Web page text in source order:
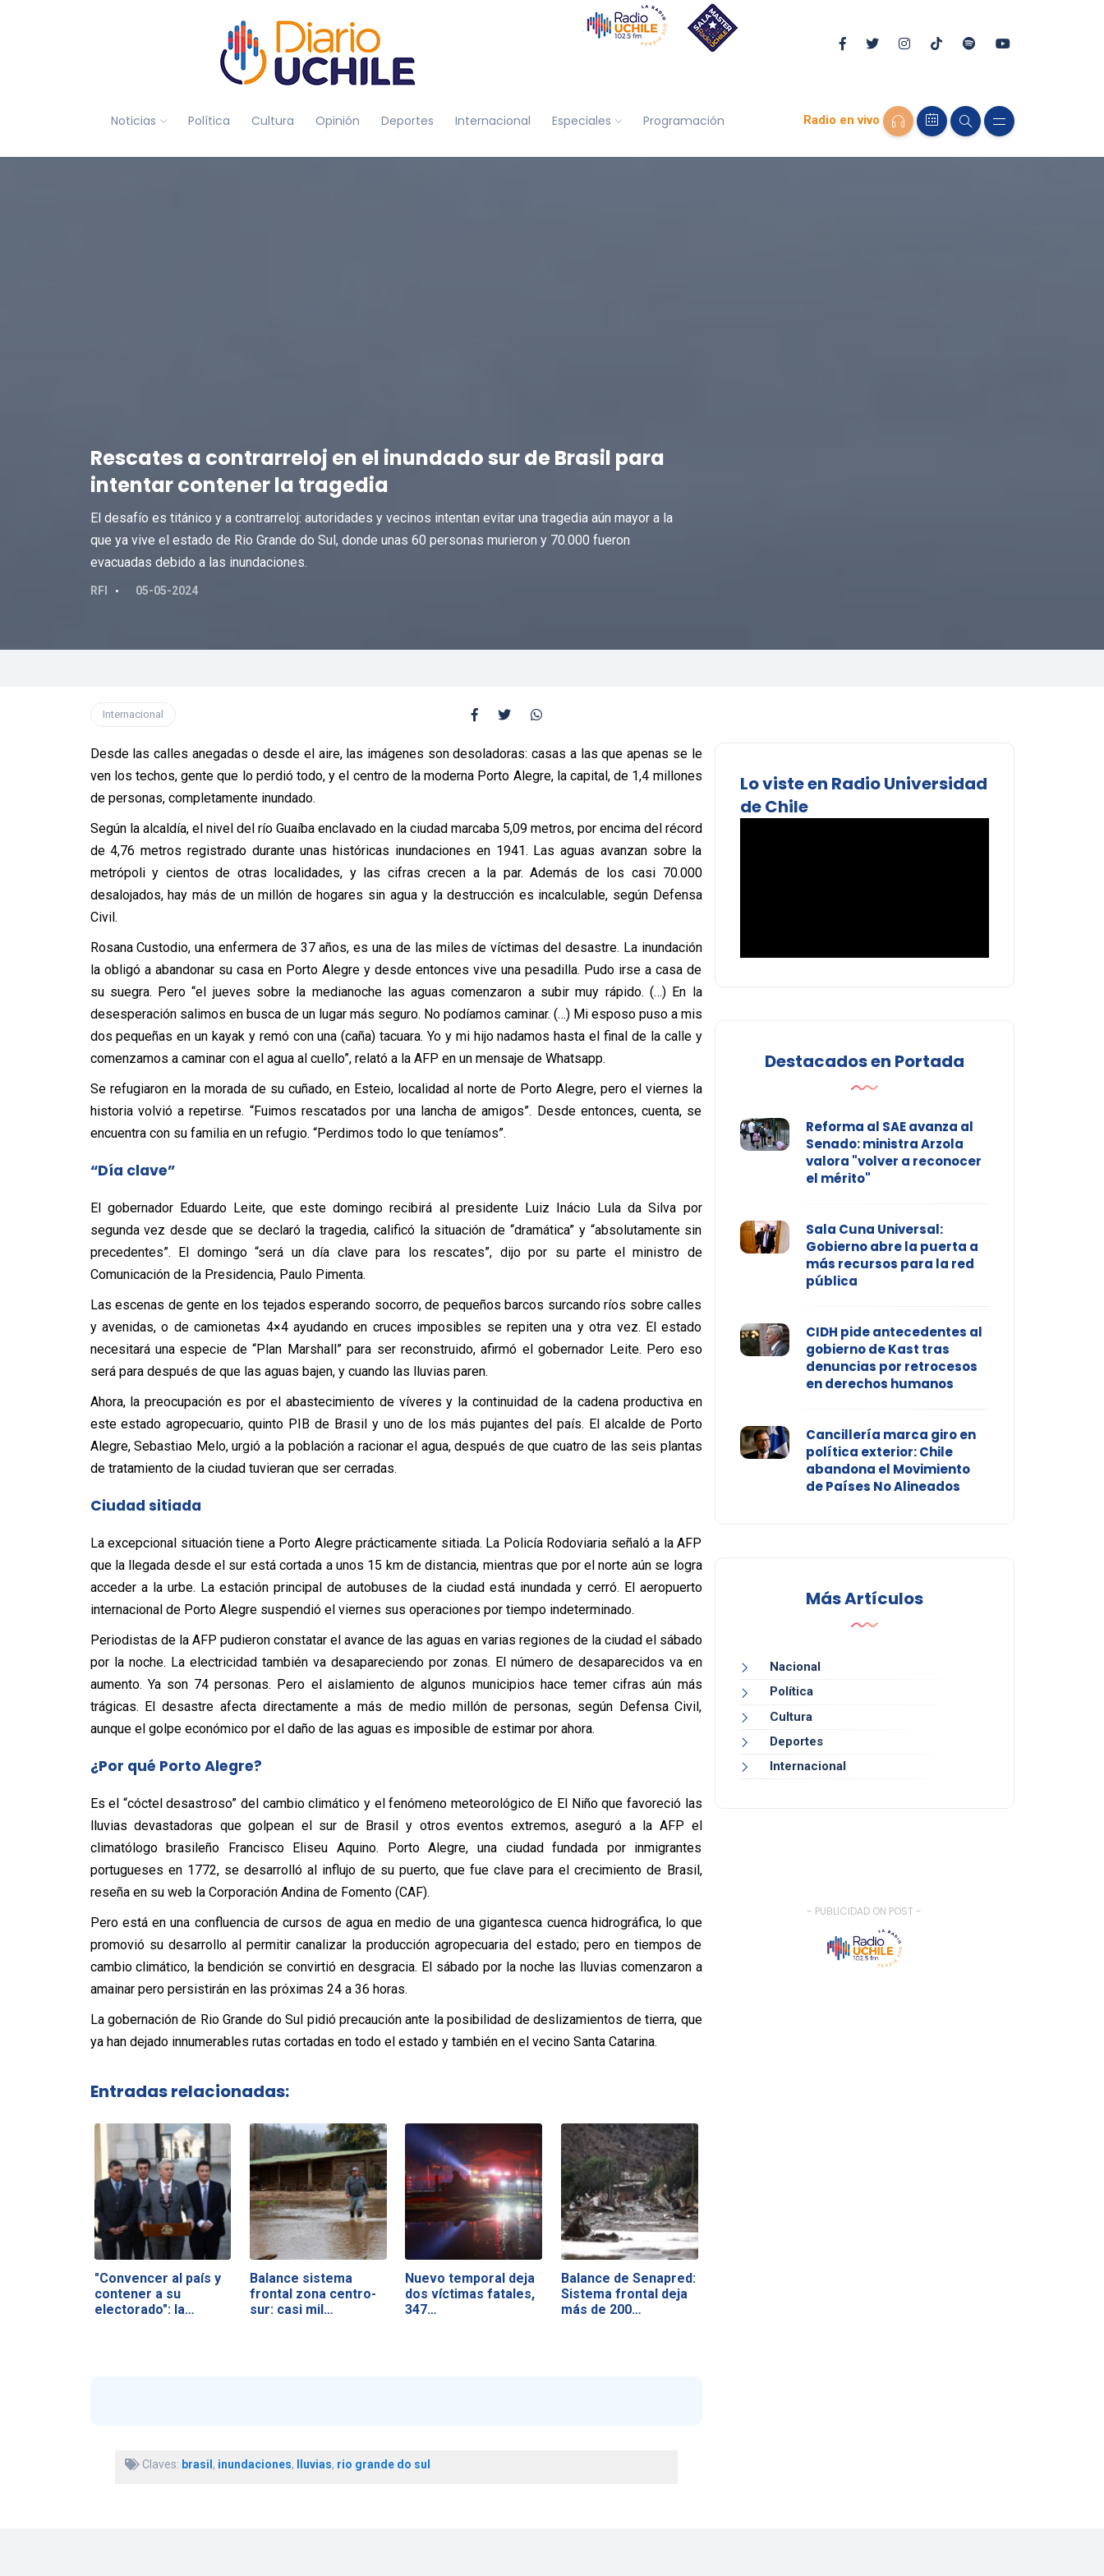
Noticias Política Cultura Opinión Deportes Internacional Especiales Programación Radio en vivo
Rescates a contrarreloj en el inundado sur de Brasil para
intentar contener la tragedia
El desafío es titánico y a contrarreloj: autoridades y vecinos intentan evitar una tragedia aún mayor a la
que ya vive el estado de Rio Grande do Sul, donde unas 60 personas murieron y 70.000 fueron
evacuadas debido a las inundaciones.
RFI 05-05-2024
Internacional
Desde las calles anegadas o desde el aire, las imágenes son desoladoras: casas a las que apenas se le
ven los techos, gente que lo perdió todo, y el centro de la moderna Porto Alegre, la capital, de 1,4 millones
de personas, completamente inundado.
Según la alcaldía, el nivel del río Guaíba enclavado en la ciudad marcaba 5,09 metros, por encima del récord
de 4,76 metros registrado durante unas históricas inundaciones en 1941. Las aguas avanzan sobre la
metrópoli y cientos de otras localidades, y las cifras crecen a la par. Además de los casi 70.000
desalojados, hay más de un millón de hogares sin agua y la destrucción es incalculable, según Defensa
Civil.
Rosana Custodio, una enfermera de 37 años, es una de las miles de víctimas del desastre. La inundación
la obligó a abandonar su casa en Porto Alegre y desde entonces vive una pesadilla. Pudo irse a casa de
su suegra. Pero “el jueves sobre la medianoche las aguas comenzaron a subir muy rápido. (…) En la
desesperación salimos en busca de un lugar más seguro. No podíamos caminar. (…) Mi esposo puso a mis
dos pequeñas en un kayak y remó con una (caña) tacuara. Yo y mi hijo nadamos hasta el final de la calle y
comenzamos a caminar con el agua al cuello”, relató a la AFP en un mensaje de Whatsapp.
Se refugiaron en la morada de su cuñado, en Esteio, localidad al norte de Porto Alegre, pero el viernes la
historia volvió a repetirse. “Fuimos rescatados por una lancha de amigos”. Desde entonces, cuenta, se
encuentra con su familia en un refugio. “Perdimos todo lo que teníamos”.
“Día clave”
El gobernador Eduardo Leite, que este domingo recibirá al presidente Luiz Inácio Lula da Silva por
segunda vez desde que se declaró la tragedia, calificó la situación de “dramática” y “absolutamente sin
precedentes”. El domingo “será un día clave para los rescates”, dijo por su parte el ministro de
Comunicación de la Presidencia, Paulo Pimenta.
Las escenas de gente en los tejados esperando socorro, de pequeños barcos surcando ríos sobre calles
y avenidas, o de camionetas 4×4 ayudando en cruces imposibles se repiten una y otra vez. El estado
necesitará una especie de “Plan Marshall” para ser reconstruido, afirmó el gobernador Leite. Pero eso
será para después de que las aguas bajen, y cuando las lluvias paren.
Ahora, la preocupación es por el abastecimiento de víveres y la continuidad de la cadena productiva en
este estado agropecuario, quinto PIB de Brasil y uno de los más pujantes del país. El alcalde de Porto
Alegre, Sebastiao Melo, urgió a la población a racionar el agua, después de que cuatro de las seis plantas
de tratamiento de la ciudad tuvieran que ser cerradas.
Ciudad sitiada
La excepcional situación tiene a Porto Alegre prácticamente sitiada. La Policía Rodoviaria señaló a la AFP
que la llegada desde el sur está cortada a unos 15 km de distancia, mientras que por el norte aún se logra
acceder a la urbe. La estación principal de autobuses de la ciudad está inundada y cerró. El aeropuerto
internacional de Porto Alegre suspendió el viernes sus operaciones por tiempo indeterminado.
Periodistas de la AFP pudieron constatar el avance de las aguas en varias regiones de la ciudad el sábado
por la noche. La electricidad también va desapareciendo por zonas. El número de desaparecidos va en
aumento. Ya son 74 personas. Pero el aislamiento de algunos municipios hace temer cifras aún más
trágicas. El desastre afecta directamente a más de medio millón de personas, según Defensa Civil,
aunque el golpe económico por el daño de las aguas es imposible de estimar por ahora.
¿Por qué Porto Alegre?
Es el “cóctel desastroso” del cambio climático y el fenómeno meteorológico de El Niño que favoreció las
lluvias devastadoras que golpean el sur de Brasil y otros eventos extremos, aseguró a la AFP el
climatólogo brasileño Francisco Eliseu Aquino. Porto Alegre, una ciudad fundada por inmigrantes
portugueses en 1772, se desarrolló al influjo de su puerto, que fue clave para el crecimiento de Brasil,
reseña en su web la Corporación Andina de Fomento (CAF).
Pero está en una confluencia de cursos de agua en medio de una gigantesca cuenca hidrográfica, lo que
promovió su desarrollo al permitir canalizar la producción agropecuaria del estado; pero en tiempos de
cambio climático, la bendición se convirtió en desgracia. El sábado por la noche las lluvias comenzaron a
amainar pero persistirán en las próximas 24 a 36 horas.
La gobernación de Rio Grande do Sul pidió precaución ante la posibilidad de deslizamientos de tierra, que
ya han dejado innumerables rutas cortadas en todo el estado y también en el vecino Santa Catarina.
Entradas relacionadas:
"Convencer al país y
contener a su
electorado": la…
Balance sistema
frontal zona centro-
sur: casi mil…
Nuevo temporal deja
dos víctimas fatales,
347…
Balance de Senapred:
Sistema frontal deja
más de 200…
Claves: brasil , inundaciones, lluvias, rio grande do sul
Lo viste en Radio Universidad
de Chile
Destacados en Portada
Reforma al SAE avanza al
Senado: ministra Arzola
valora "volver a reconocer
el mérito"
Sala Cuna Universal:
Gobierno abre la puerta a
más recursos para la red
pública
CIDH pide antecedentes al
gobierno de Kast tras
denuncias por retrocesos
en derechos humanos
Cancillería marca giro en
política exterior: Chile
abandona el Movimiento
de Países No Alineados
Más Artículos
Nacional
Política
Cultura
Deportes
Internacional
- PUBLICIDAD ON POST -